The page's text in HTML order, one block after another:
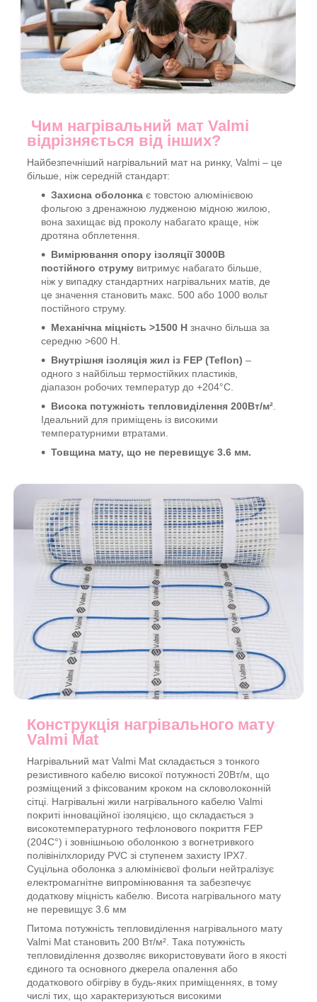
Чим нагрівальний мат Valmi
відрізняється від інших?
Найбезпечніший нагрівальний мат на ринку, Valmi – це
більше, ніж середній стандарт:
Захисна оболонка є товстою алюмінієвою
фольгою з дренажною лудженою мідною жилою,
вона захищає від проколу набагато краще, ніж
дротяна обплетення.
Вимірювання опору ізоляції 3000В
постійного струму витримує набагато більше,
ніж у випадку стандартних нагрівальних матів, де
це значення становить макс. 500 або 1000 вольт
постійного струму.
Механічна міцність >1500 Н значно більша за
середню >600 Н.
Внутрішня ізоляція жил із FEP (Teflon) –
одного з найбільш термостійких пластиків,
діапазон робочих температур до +204°С.
Висока потужність тепловиділення 200Вт/м²
Ідеальний для приміщень із високими
температурними втратами.
Товщина мату, що не перевищує 3.6 мм.
Конструкція нагрівального мату
Valmi Mat
Нагрівальний мат Valmi Mat складається з тонкого
резистивного кабелю високої потужності 20Вт/м, що
розміщений з фіксованим кроком на скловолоконній
сітці. Нагрівальні жили нагрівального кабелю Valmi
покриті інноваційної ізоляцією, що складається з
високотемпературного тефлонового покриття FEP
(204C°) і зовнішньою оболонкою з вогнетривкого
полівінілхлориду PVC зі ступенем захисту IPX7.
Суцільна оболонка з алюмінієвої фольги нейтралізує
електромагнітне випромінювання та забезпечує
додаткову міцність кабелю. Висота нагрівального мату
не перевищує 3.6 мм
Питома потужність тепловиділення нагрівального мату
Valmi Mat становить 200 Вт/м². Така потужність
тепловиділення дозволяє використовувати його в якості
єдиного та основного джерела опалення або
додаткового обігріву в будь-яких приміщеннях, в тому
числі тих, що характеризуються високими